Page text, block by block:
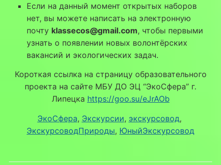
Если на данный момент открытых наборов
нет, вы можете написать на электронную
почту klassecos@gmail.com, чтобы первыми
узнать о появлении новых волонтёрских
вакансий и экологических задач.
Короткая ссылка на страницу образовательного
проекта на сайте МБУ ДО ЭЦ “ЭкоСфера” г.
Липецка https://goo.su/eJrAOb
ЭкоСфера, Экскурсии, экскурсовод
ЭкскурсоводПрироды, ЮныйЭкскурсовод